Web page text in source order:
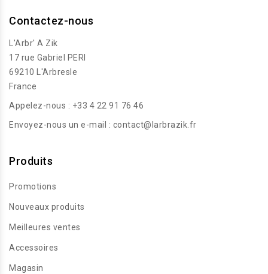
Contactez-nous
L'Arbr' A Zik
17 rue Gabriel PERI
69210 L'Arbresle
France
Appelez-nous : +33 4 22 91 76 46
Envoyez-nous un e-mail : contact@larbrazik.fr
Produits
Promotions
Nouveaux produits
Meilleures ventes
Accessoires
Magasin